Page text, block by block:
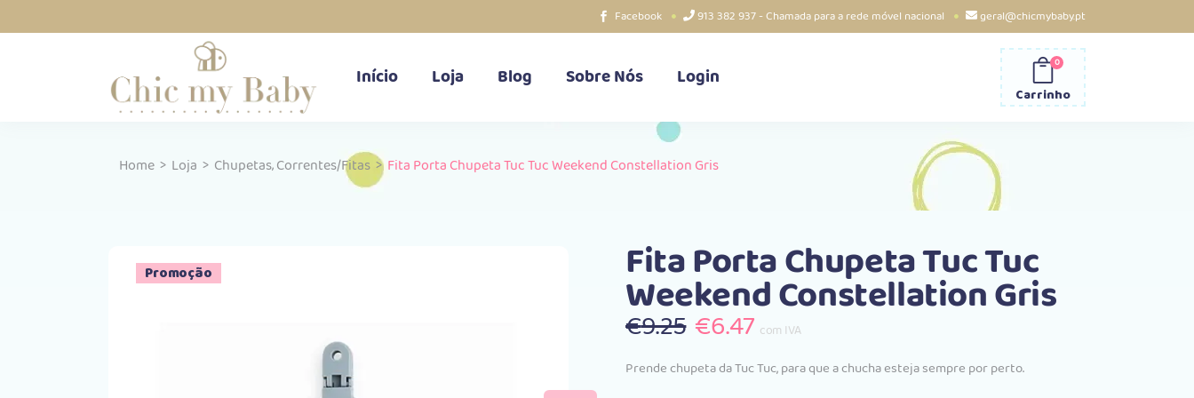
Facebook 913 382 937 - Chamada para a rede móvel nacional geral@chicmybaby.pt
Início Loja Blog Sobre Nós Login
Carrinho
0
Home > Loja > Chupetas,Correntes/Fitas >Fita Porta Chupeta Tuc Tuc Weekend Constellation Gris
Promoção Fita Porta Chupeta Tuc Tuc
Weekend Constellation Gris
€9.25 O
original
€6.47O
atual
com IVA
Prende chupeta da Tuc Tuc, para que a chucha esteja sempre por perto.